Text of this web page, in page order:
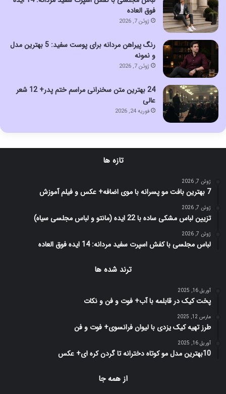
فوق العاده
ژوئن 7, 2026
رنگ پیراهن مردانه برای پوست سفید: 5 بهترین مدل
و نمونه
ژوئن 7, 2026
24 بهترین متن سخنرانی مراسم ختم پدر+ 12 شعر
عالی
فوریه 24, 2026
تازه ها
ژوئن 7, 2026
7 بهترین بافت مو پسرانه با موی اضافه+ عکس و فیلم آموزش
ژوئن 7, 2026
تزیین لباس مشکی ساده با 22 ایده (مانتو و لباس مجلسی سیاه)
ژوئن 7, 2026
لباس مجلسی با کفش اسپرت سفید مردانه: 14 ایده فوق العاده
ترند شده ها
آوریل 16, 2025
پخت کیک در قابلمه با آب+ فوت و فن و نکات
مارس 12, 2025
طرز تهیه کیک یزدی با لیوان فرانسوی+ فوت و فن
آوریل 16, 2025
10بهترین مدل مو کوتاه دخترانه تا گردن کره ای+ عکس
از همه جا